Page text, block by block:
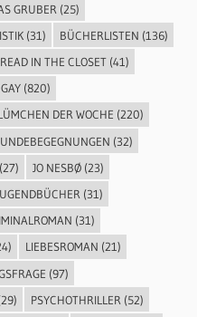
GRUBER (25)
(31) BÜCHERLISTEN (136)
IN THE CLOSET(41)
GAY(820)
DER WOCHE (220)
(32)
(27) JO NESBØ(23)
(31)
(31)
LIEBESROMAN (21)
(97)
PSYCHOTHRILLER (52)